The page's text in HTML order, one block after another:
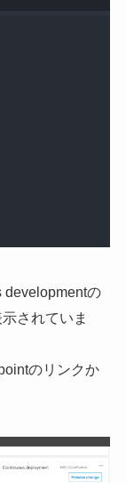
developmentの
されていま
のリンクか